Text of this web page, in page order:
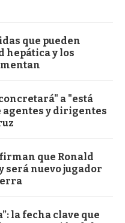
que pueden
hepática y los
a "está
y dirigentes
que Ronald
será nuevo jugador
la fecha clave que